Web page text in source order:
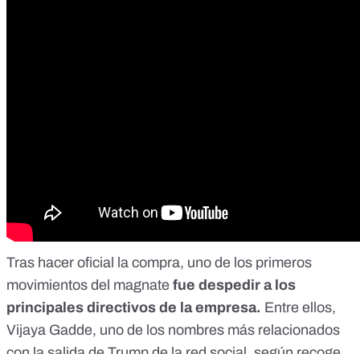
Tras hacer oficial la compra, uno de los primeros
movimientos del magnate fue despedir a los
principales directivos de la empresa. Entre ellos,
Vijaya Gadde, uno de los nombres más relacionados